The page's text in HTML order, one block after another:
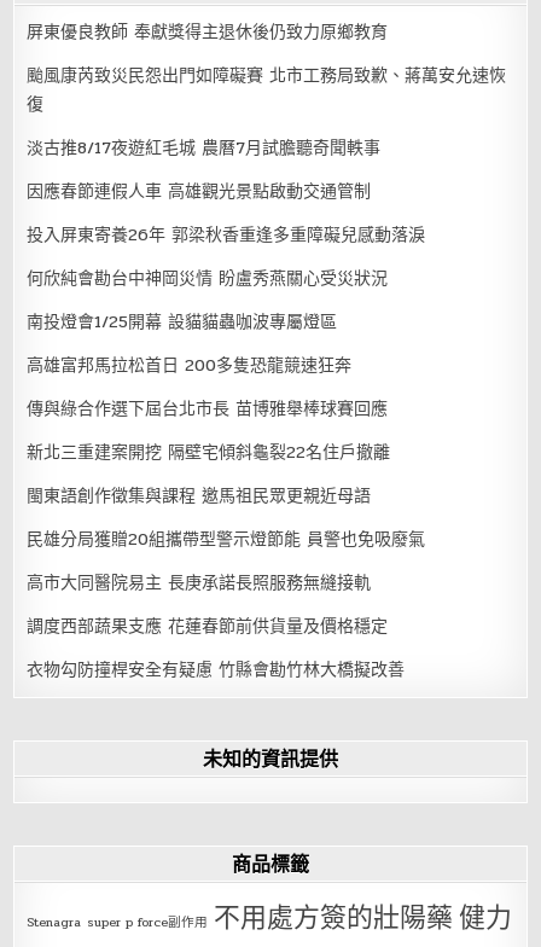
屏東優良教師 奉獻獎得主退休後仍致力原鄉教育
颱風康芮致災民怨出門如障礙賽 北市工務局致歉、蔣萬安允速恢
復
淡古推8/17夜遊紅毛城 農曆7月試膽聽奇聞軼事
因應春節連假人車 高雄觀光景點啟動交通管制
投入屏東寄養26年 郭梁秋香重逢多重障礙兒感動落淚
何欣純會勘台中神岡災情 盼盧秀燕關心受災狀況
南投燈會1/25開幕 設貓貓蟲咖波專屬燈區
高雄富邦馬拉松首日 200多隻恐龍競速狂奔
傳與綠合作選下屆台北市長 苗博雅舉棒球賽回應
新北三重建案開挖 隔壁宅傾斜龜裂22名住戶撤離
閩東語創作徵集與課程 邀馬祖民眾更親近母語
民雄分局獲贈20組攜帶型警示燈節能 員警也免吸廢氣
高市大同醫院易主 長庚承諾長照服務無縫接軌
調度西部蔬果支應 花蓮春節前供貨量及價格穩定
衣物勾防撞桿安全有疑慮 竹縣會勘竹林大橋擬改善
未知的資訊提供
商品標籤
Stenagra super p force副作用 不用處方簽的壯陽藥健力